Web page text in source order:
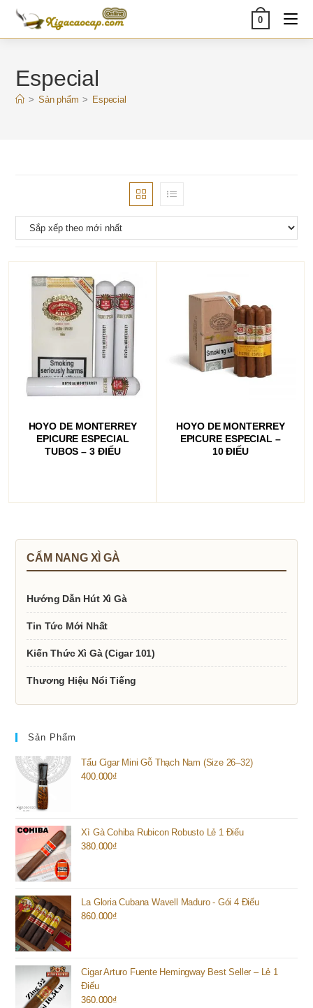
Skip
content
0
Especial
> Sản phẩm > Especial
HOYO DE MONTERREY
EPICURE ESPECIAL
TUBOS – 3 ĐIẾU
HOYO DE MONTERREY
EPICURE ESPECIAL –
10 ĐIẾU
CẨM NANG XÌ GÀ
Hướng Dẫn Hút Xì Gà
Tin Tức Mới Nhất
Kiến Thức Xì Gà (Cigar 101)
Thương Hiệu Nổi Tiếng
Sản Phẩm
Tẩu Cigar Mini Gỗ Thạch Nam (Size 26–32)
400.000₫
Xì Gà Cohiba Rubicon Robusto Lẻ 1 Điếu
380.000₫
La Gloria Cubana Wavell Maduro - Gói 4 Điếu
860.000₫
Cigar Arturo Fuente Hemingway Best Seller – Lẻ 1
Điếu
360.000₫